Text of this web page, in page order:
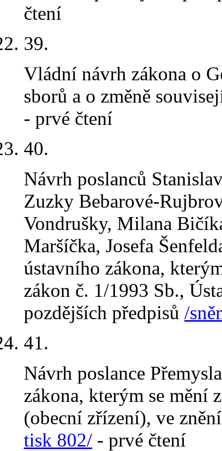
čtení
39.
Vládní návrh zákona o
sborů a o změně
- prvé čtení
40.
Návrh poslanců
Zuzky Bebarové-
Vondrušky, Milana
Maršíčka, Josefa
ústavního zákona,
zákon č. 1/1993 Sb.,
pozdějších předpisů /
41.
Návrh poslance
zákona, kterým se mění
(obecní zřízení), ve
tisk 802/ - prvé čtení